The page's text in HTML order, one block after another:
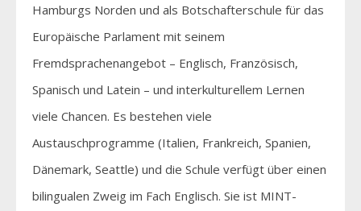
Hamburgs Norden und als Botschafterschule für das
Europäische Parlament mit seinem
Fremdsprachenangebot – Englisch, Französisch,
Spanisch und Latein – und interkulturellem Lernen
viele Chancen. Es bestehen viele
Austauschprogramme (Italien, Frankreich, Spanien,
Dänemark, Seattle) und die Schule verfügt über einen
bilingualen Zweig im Fach Englisch. Sie ist MINT-